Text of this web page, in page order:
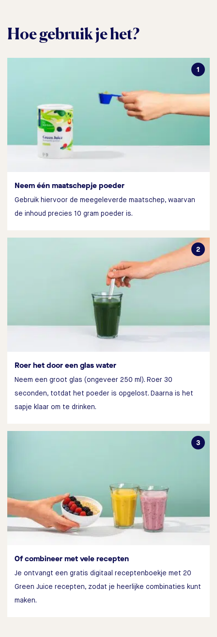
Hoe gebruik je het?
Neem één maatschepje poeder
Gebruik hiervoor de meegeleverde maatschep, waarvan
de inhoud precies 10 gram poeder is.
Roer het door een glas water
Neem een groot glas (ongeveer 250 ml). Roer 30
seconden, totdat het poeder is opgelost. Daarna is het
sapje klaar om te drinken.
Of combineer met vele recepten
Je ontvangt een gratis digitaal receptenboekje met 20
Green Juice recepten, zodat je heerlijke combinaties kunt
maken.